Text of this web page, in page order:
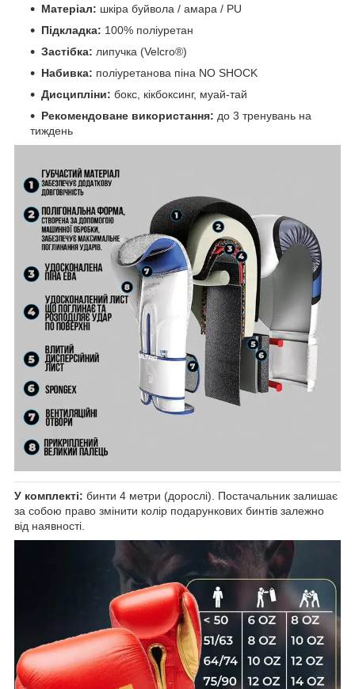
Матеріал: шкіра буйвола / амара / PU
Підкладка: 100% поліуретан
Застібка: липучка (Velcro®)
Набивка: поліуретанова піна NO SHOCK
Дисципліни: бокс, кікбоксинг, муай-тай
Рекомендоване використання: до 3 тренувань на
тиждень
У комплекті: бинти 4 метри (дорослі). Постачальник залишає
за собою право змінити колір подарункових бинтів залежно
від наявності.